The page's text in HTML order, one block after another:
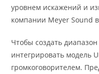
уровнем искажений и
компании Meyer Sound
Чтобы создать
интегрировать модель
громкоговорителем.